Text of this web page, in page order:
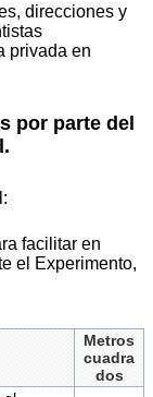
direcciones y
privada en
por parte del
facilitar en
el Experimento,
Metros
cuadra
dos